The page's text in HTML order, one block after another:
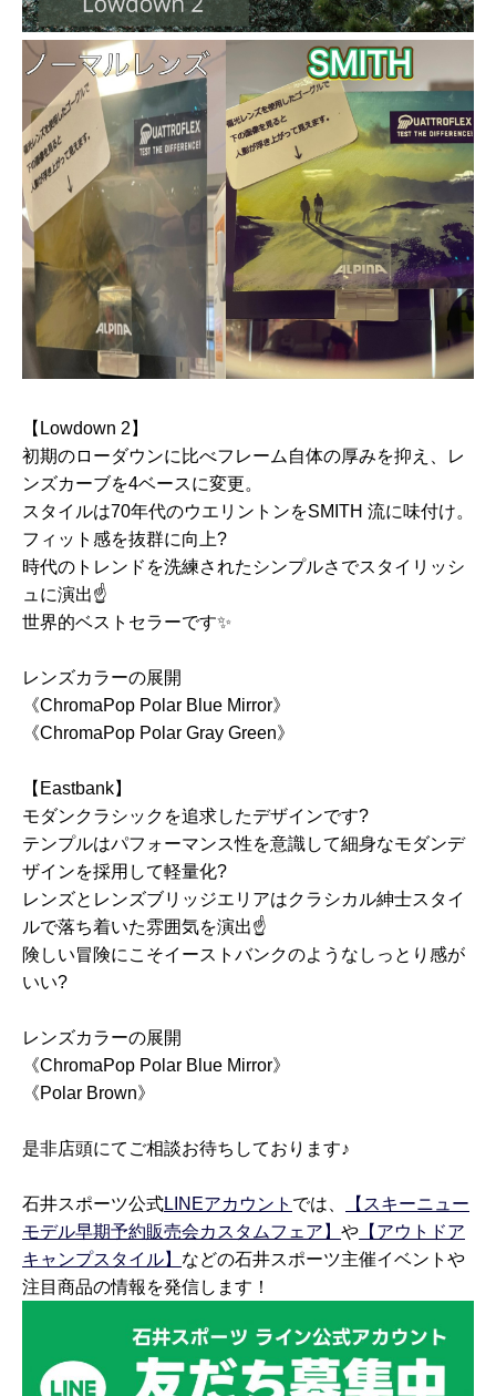
【Lowdown 2】
初期のローダウンに比べフレーム自体の厚みを抑え、レ
ンズカーブを4ベースに変更。
スタイルは70年代のウエリントンをSMITH 流に味付け。
フィット感を抜群に向上?
時代のトレンドを洗練されたシンプルさでスタイリッシ
ュに演出☝️
世界的ベストセラーです✨
レンズカラーの展開
《ChromaPop Polar Blue Mirror》
《ChromaPop Polar Gray Green》
【Eastbank】
モダンクラシックを追求したデザインです?
テンプルはパフォーマンス性を意識して細身なモダンデ
ザインを採用して軽量化?
レンズとレンズブリッジエリアはクラシカル紳士スタイ
ルで落ち着いた雰囲気を演出☝️
険しい冒険にこそイーストバンクのようなしっとり感が
いい?
レンズカラーの展開
《ChromaPop Polar Blue Mirror》
《Polar Brown》
是非店頭にてご相談お待ちしております♪
石井スポーツ公式LINEアカウント では、
【スキーニュー
モデル早期予約販売会カスタムフェア】 や 【アウトドア
キャンプスタイル】 などの石井スポーツ主催イベントや
注目商品の情報を発信します！